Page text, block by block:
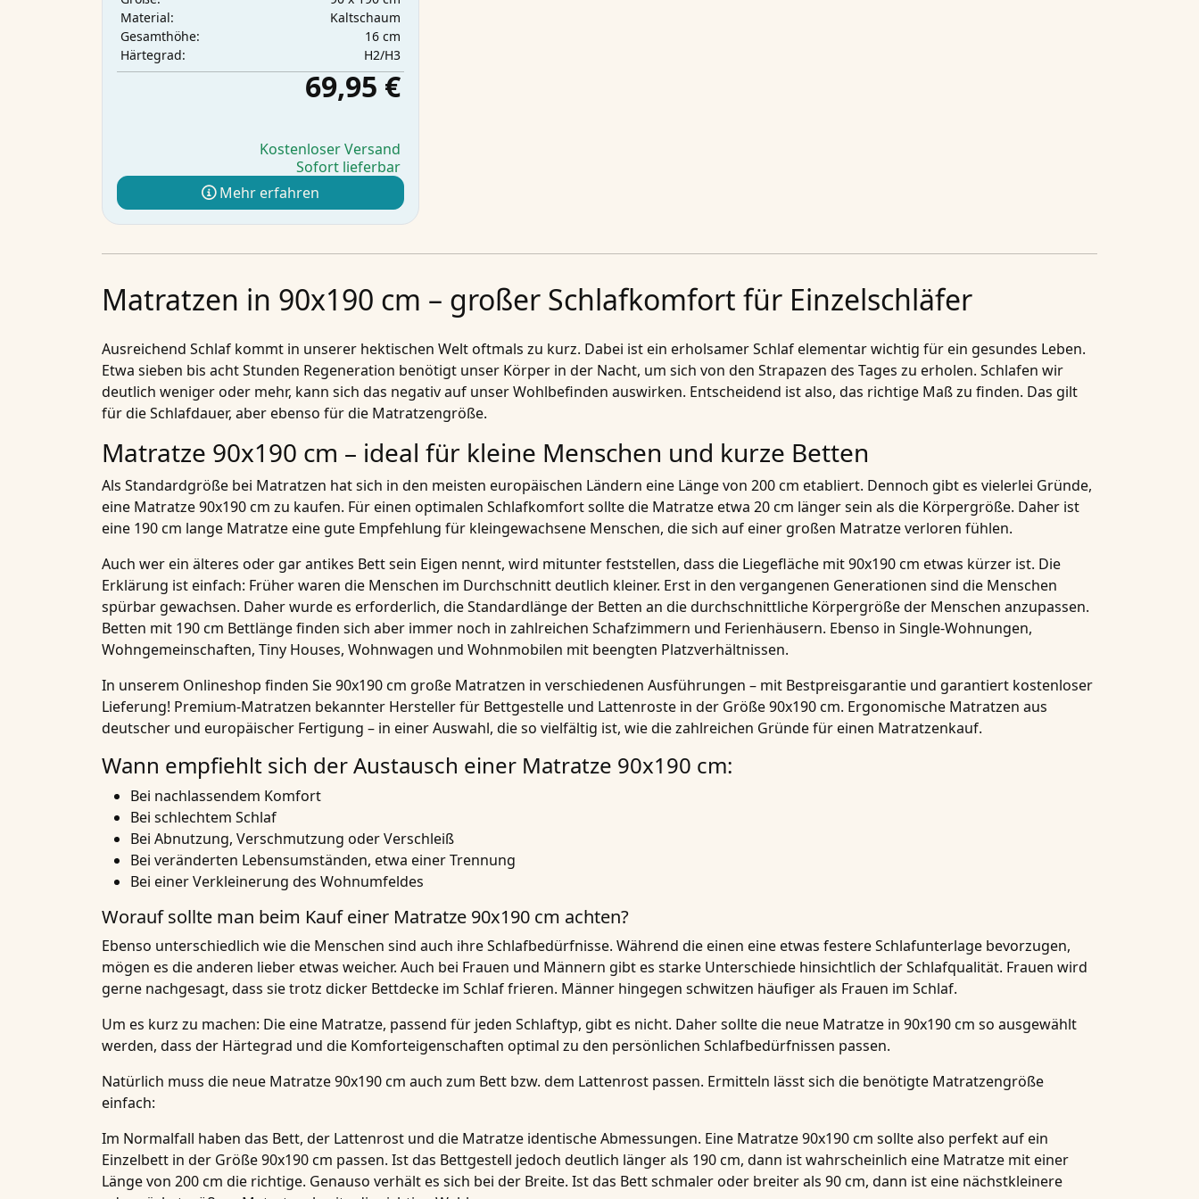
Material:
Kaltschaum
Gesamthöhe:
16 cm
Härtegrad:
H2/H3
69,95 €
Kostenloser Versand
Sofort lieferbar
Mehr erfahren
Matratzen in 90x190 cm – großer Schlafkomfort für Einzelschläfer
Ausreichend Schlaf kommt in unserer hektischen Welt oftmals zu kurz. Dabei ist ein erholsamer Schlafelementar wichtig für ein gesundes Leben.
Etwa sieben bis acht Stunden Regeneration benötigt unser Körper in der Nacht, um sich von den Strapazen des Tages zu erholen. Schlafen wir
deutlich weniger oder mehr, kann sich das negativ auf unser Wohlbefinden auswirken. Entscheidend ist also, das richtige Maß zu finden. Das gilt
für die Schlafdauer, aber ebenso für die Matratzengröße.
Matratze 90x190 cm – ideal für kleine Menschen und kurze Betten
Als Standardgröße bei Matratzen hat sich in den meisten europäischen Ländern eine Länge von 200 cm etabliert. Dennoch gibt es vielerlei Gründe,
eine Matratze 90x190 cm zu kaufen. Für einen optimalen Schlafkomfort sollte die Matratze etwa 20 cm länger sein als die Körpergröße. Daher ist
eine 190 cm lange Matratze eine gute Empfehlung für kleingewachsene Menschen, die sich auf einer großen Matratze verloren fühlen.
Auch wer ein älteres oder gar antikes Bett sein Eigen nennt, wird mitunter feststellen, dass die Liegefläche mit 90x190 cm etwas kürzer ist. Die
Erklärung ist einfach: Früher waren die Menschen im Durchschnitt deutlich kleiner. Erst in den vergangenen Generationen sind die Menschen
spürbar gewachsen. Daher wurde es erforderlich, die Standardlänge der Betten an die durchschnittliche Körpergröße der Menschen anzupassen.
Betten mit 190 cm Bettlänge finden sich aber immer noch in zahlreichen Schafzimmern und Ferienhäusern. Ebenso in Single-Wohnungen,
Wohngemeinschaften, Tiny Houses, Wohnwagen und Wohnmobilen mit beengten Platzverhältnissen.
In unserem Onlineshop finden Sie 90x190 cm große Matratzen in verschiedenen Ausführungen – mit Bestpreisgarantie und garantiert kostenloser
Lieferung! Premium-Matratzen bekannter Hersteller für Bettgestelle und Lattenroste in der Größe 90x190 cm. Ergonomische Matratzen aus
deutscher und europäischer Fertigung – in einer Auswahl, die so vielfältig ist, wie die zahlreichen Gründe für einen Matratzenkauf.
Wann empfiehlt sich der Austausch einer Matratze 90x190 cm:
Bei nachlassendem Komfort
Bei schlechtem Schlaf
Bei Abnutzung, Verschmutzung oder Verschleiß
Bei veränderten Lebensumständen, etwa einer Trennung
Bei einer Verkleinerung des Wohnumfeldes
Worauf sollte man beim Kauf einer Matratze 90x190 cm achten?
Ebenso unterschiedlich wie die Menschen sind auch ihre Schlafbedürfnisse. Während die einen eine etwas festere Schlafunterlage bevorzugen,
mögen es die anderen lieber etwas weicher. Auch bei Frauen und Männern gibt es starke Unterschiede hinsichtlich der Schlafqualität. Frauen wird
gerne nachgesagt, dass sie trotz dicker Bettdecke im Schlaf frieren. Männer hingegen schwitzen häufiger als Frauen im Schlaf.
Um es kurz zu machen: Die eine Matratze, passend für jeden Schlaftyp, gibt es nicht. Daher sollte die neue Matratze in 90x190 cm so ausgewählt
werden, dass der Härtegrad und die Komforteigenschaften optimal zu den persönlichen Schlafbedürfnissen passen.
Natürlich muss die neue Matratze 90x190 cm auch zum Bett bzw. dem Lattenrost passen. Ermitteln lässt sich die benötigte Matratzengröße
einfach:
Im Normalfall haben das Bett, der Lattenrost und die Matratze identische Abmessungen. Eine Matratze 90x190 cm sollte also perfekt auf ein
Einzelbett in der Größe 90x190 cm passen. Ist das Bettgestell jedoch deutlich länger als 190 cm, dann ist wahrscheinlich eine Matratze mit einer
Länge von 200 cm die richtige. Genauso verhält es sich bei der Breite. Ist das Bett schmaler oder breiter als 90 cm, dann ist eine nächstkleinere